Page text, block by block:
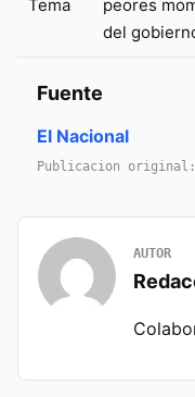
Tema
peores
del
Fuente
El Nacional
Publicacion original:
AUTOR